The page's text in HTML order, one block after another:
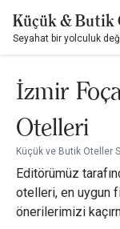
Küçük & Butik
Seyahat bir yolculuk
İzmir
Otelleri
Küçük ve Butik Oteller
Editörümüz
otelleri, en uygun
önerilerimizi